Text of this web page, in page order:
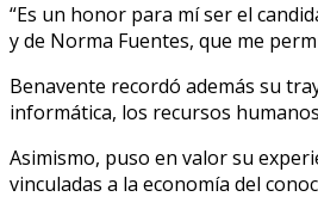
“Es un honor para mí ser el
y de Norma Fuentes, que me
Benavente recordó además su
informática, los recursos
Asimismo, puso en valor su
vinculadas a la economía del